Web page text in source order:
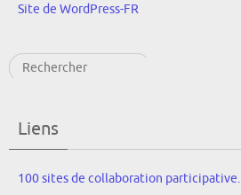
Site de WordPress-FR
Rechercher
Liens
100 sites de collaboration participative.